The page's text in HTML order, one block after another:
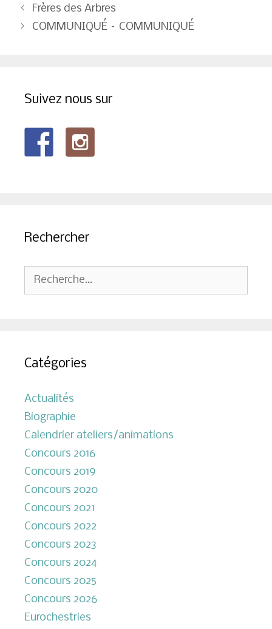
Navigation
des
Frères des Arbres
COMMUNIQUÉ – COMMUNIQUÉ
Suivez nous sur
Rechercher
Rechercher :
Catégories
Actualités
Biographie
Calendrier ateliers/animations
Concours 2016
Concours 2019
Concours 2020
Concours 2021
Concours 2022
Concours 2023
Concours 2024
Concours 2025
Concours 2026
Eurochestries